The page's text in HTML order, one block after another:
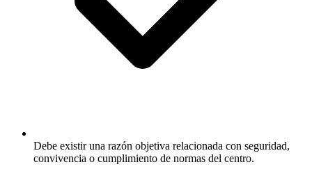
Debe existir una razón objetiva relacionada con seguridad,
convivencia o cumplimiento de normas del centro.